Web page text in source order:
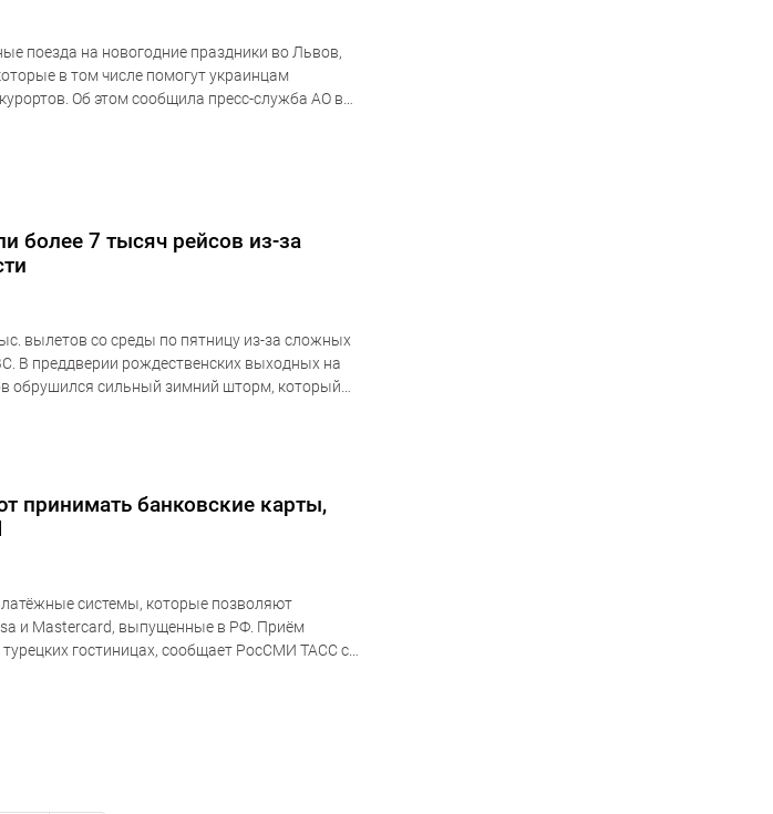
поезда на новогодние праздники во Львов,
в том числе помогут украинцам
Об этом сообщила пресс-служба АО в
более 7 тысяч рейсов из-за
вылетов со среды по пятницу из-за сложных
В преддверии рождественских выходных на
обрушился сильный зимний шторм, который
принимать банковские карты,
системы, которые позволяют
и Mastercard, выпущенные в РФ. Приём
гостиницах, сообщает РосСМИ ТАСС со